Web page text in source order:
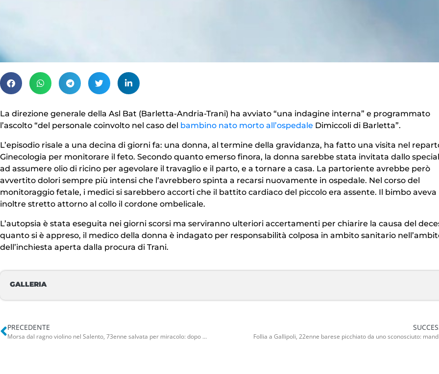
La direzione generale della Asl Bat (Barletta-Andria-Trani) ha avviato “una indagine interna” e programmato
l’ascolto “del personale coinvolto nel caso del bambino nato morto all’ospedale Dimiccoli di Barletta”.
L’episodio risale a una decina di giorni fa: una donna, al termine della gravidanza, ha fatto una visita nel
Ginecologia per monitorare il feto. Secondo quanto emerso finora, la donna sarebbe stata invitata dallo
ad assumere olio di ricino per agevolare il travaglio e il parto, e a tornare a casa. La partoriente avrebbe però
avvertito dolori sempre più intensi che l’avrebbero spinta a recarsi nuovamente in ospedale. Nel corso del
monitoraggio fetale, i medici si sarebbero accorti che il battito cardiaco del piccolo era assente. Il bimbo aveva
inoltre stretto attorno al collo il cordone ombelicale.
L’autopsia è stata eseguita nei giorni scorsi ma serviranno ulteriori accertamenti per chiarire la causa del
quanto si è appreso, il medico della donna è indagato per responsabilità colposa in ambito sanitario
dell’inchiesta aperta dalla procura di Trani.
GALLERIA
PRECEDENTE
Morsa dal ragno violino nel Salento, 73enne salvata per miracolo: dopo 3 mesi è ancora in ospedale